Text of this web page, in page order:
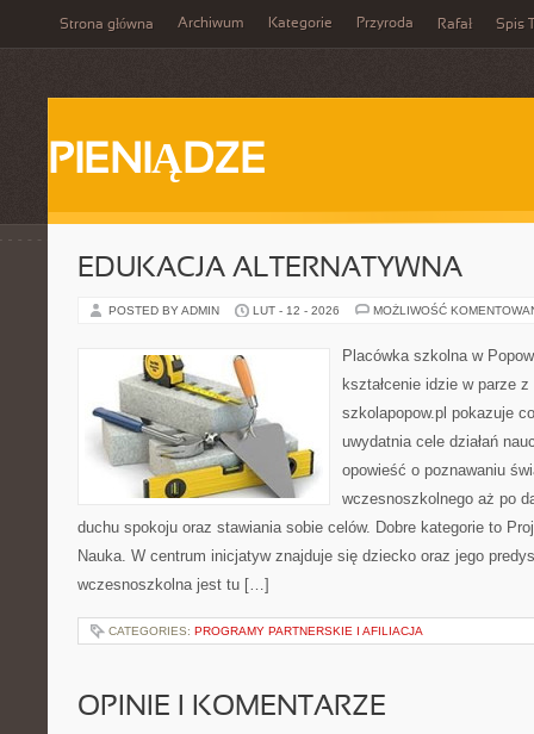
Strona główna Archiwum Kategorie Przyroda Rafał Spis
PIENIĄDZE
EDUKACJA ALTERNATYWNA
POSTED BY ADMIN LUT - 12 - 2026 MOŻLIWOŚĆ
Placówka szkolna w
kształcenie idzie w parze
szkolapopow.pl pokazuje
uwydatnia cele działań
opowieść o poznawaniu
wczesnoszkolnego aż po
duchu spokoju oraz stawiania sobie celów. Dobre kategorie to
Nauka. W centrum inicjatyw znajduje się dziecko oraz jego
wczesnoszkolna jest tu […]
CATEGORIES: PROGRAMY PARTNERSKIE I AFILIACJA
OPINIE I KOMENTARZE